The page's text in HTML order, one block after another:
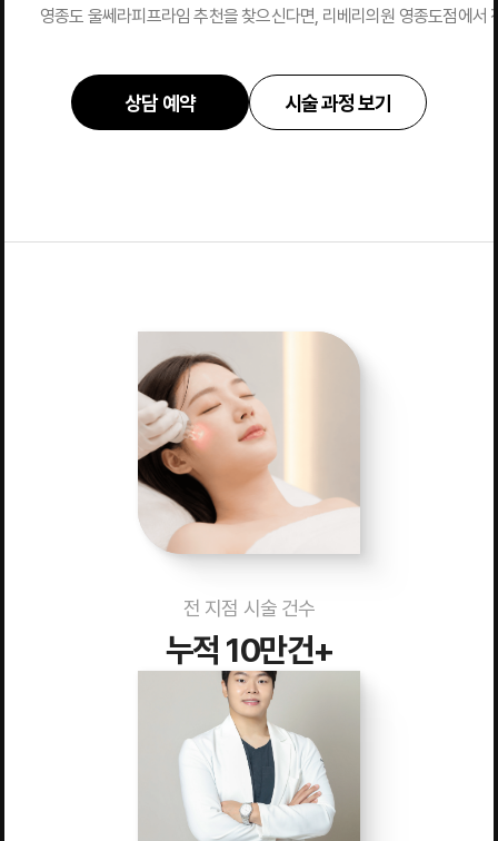
영종도 울쎄라피프라임 추천을 찾으신다면, 리베리의원 영종도점에
상담 예약 시술 과정 보기
전 지점 시술 건수
누적 10만건+